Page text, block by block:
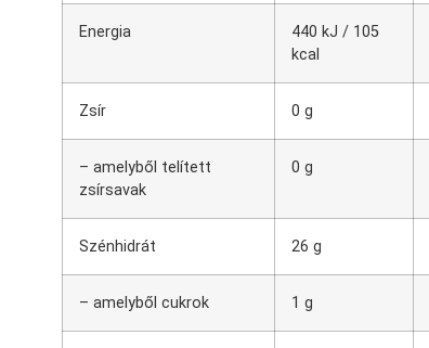
Energia
440 kJ / 105
kcal
Zsír 0 g
– amelyből telített
zsírsavak
0 g
Szénhidrát 26 g
– amelyből cukrok 1 g